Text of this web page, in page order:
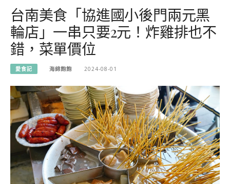
台南美食「協進國小後門兩元黑
輪店」一串只要2元！炸雞排也不
錯，菜單價位
愛食記 海綿飽飽 2024-08-01